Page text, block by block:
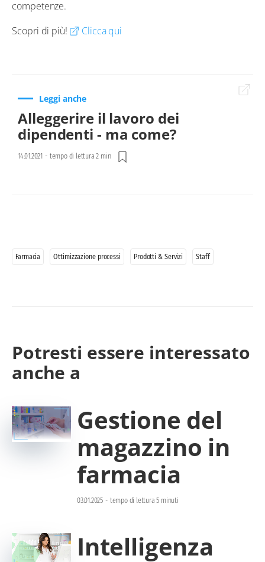
competenze.
Scopri di più!
Clicca qui
Leggi anche
Alleggerire il lavoro dei
dipendenti - ma come?
14.01.2021 - tempo di lettura 2 min
Farmacia Ottimizzazione processi Prodotti & Servizi Staff
Potresti essere interessato
anche a
Gestione del
magazzino in
farmacia
03.01.2025 - tempo di lettura 5 minuti
Intelligenza